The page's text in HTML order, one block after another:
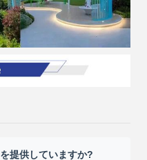
提供していますか?